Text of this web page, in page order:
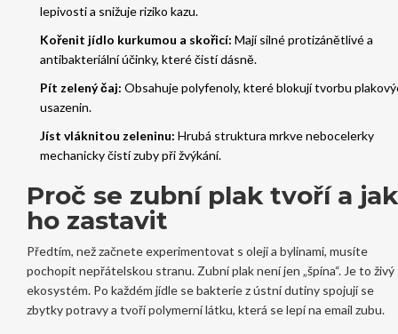
lepivosti a snižuje riziko kazu.
Kořenit jídlo kurkumou a skořicí: Mají silné protizánětlivé a
antibakteriální účinky, které čistí dásně.
Pít zelený čaj: Obsahuje polyfenoly, které blokují tvorbu
usazenin.
Jíst vláknitou zeleninu: Hrubá struktura mrkve nebocelerky
mechanicky čistí zuby při žvýkání.
Proč se zubní plak tvoří a jak
ho zastavit
Předtím, než začnete experimentovat s oleji a bylinami, musíte
pochopit nepřátelskou stranu. Zubní plak není jen „špína“. Je to živý
ekosystém. Po každém jídle se bakterie z ústní dutiny spojují se
zbytky potravy a tvoří polymerní látku, která se lepí na email zubu.